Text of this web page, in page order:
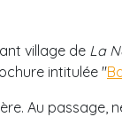
village de La
intitulée "
Au passage,